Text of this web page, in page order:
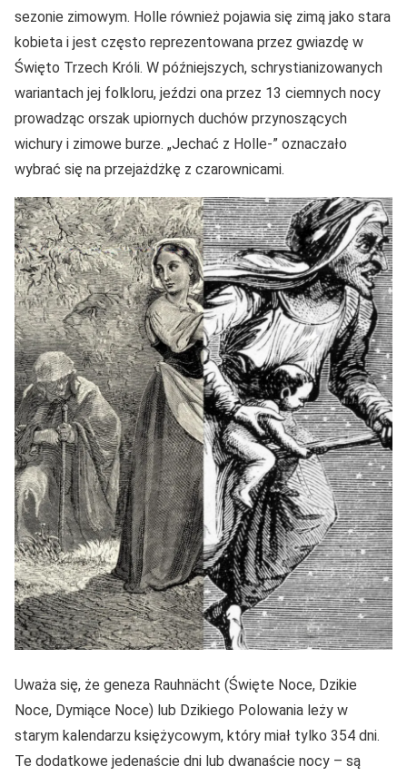
sezonie zimowym. Holle również pojawia się zimą jako stara
kobieta i jest często reprezentowana przez gwiazdę w
Święto Trzech Króli. W późniejszych, schrystianizowanych
wariantach jej folkloru, jeździ ona przez 13 ciemnych nocy
prowadząc orszak upiornych duchów przynoszących
wichury i zimowe burze. „Jechać z Holle-” oznaczało
wybrać się na przejażdżkę z czarownicami.
Uważa się, że geneza Rauhnächt (Święte Noce, Dzikie
Noce, Dymiące Noce) lub Dzikiego Polowania leży w
starym kalendarzu księżycowym, który miał tylko 354 dni.
Te dodatkowe jedenaście dni lub dwanaście nocy – są